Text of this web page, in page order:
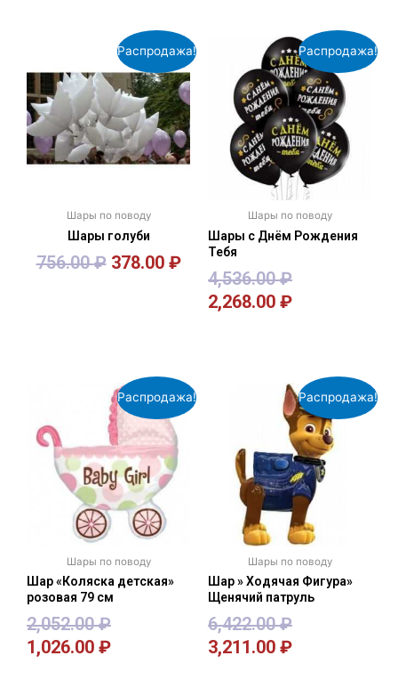
Распродажа!
Шары по поводу
Шары голуби
756.00₽ 378.00 ₽
Распродажа!
Шары по поводу
Шары с Днём Рождения
Тебя
4,536.00₽
2,268.00 ₽
Распродажа!
Шары по поводу
Шар «Коляска детская»
розовая 79 см
2,052.00₽
1,026.00 ₽
Распродажа!
Шары по поводу
Шар » Ходячая Фигура»
Щенячий патруль
6,422.00₽
3,211.00 ₽